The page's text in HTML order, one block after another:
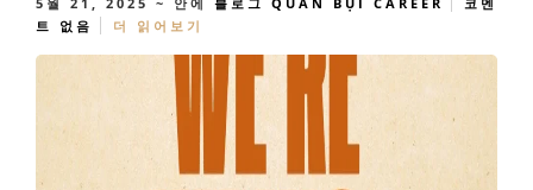
트 없음
더 읽어보기